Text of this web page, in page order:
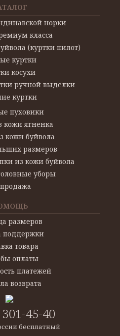
норки
класса
(куртки пилот)
куртки
косухи
ручной выделки
куртки
пуховики
кожи ягненка
кожи буйвола
размеров
из кожи буйвола
уборы
размеров
поддержки
товара
оплаты
платежей
возврата
45-40
бесплатный